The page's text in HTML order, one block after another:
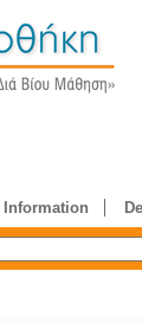
Information